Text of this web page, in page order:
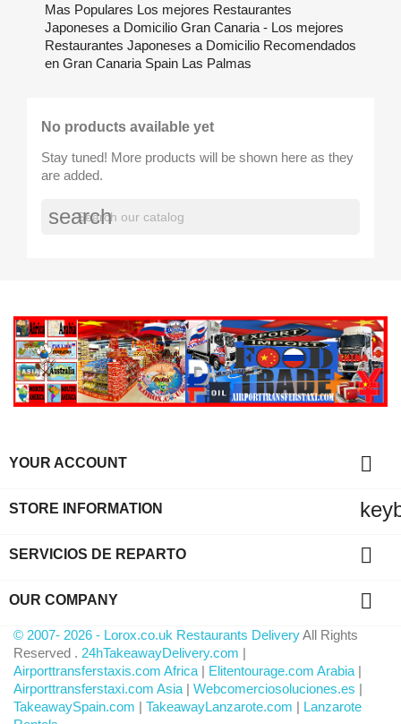
Mas Populares Los mejores Restaurantes
Japoneses a Domicilio Gran Canaria - Los mejores
Restaurantes Japoneses a Domicilio Recomendados
en Gran Canaria Spain Las Palmas
No products available yet
Stay tuned! More products will be shown here as they
are added.
search
YOUR ACCOUNT 
STORE INFORMATION
SERVICIOS DE REPARTO 
OUR COMPANY 
© 2007- 2026 - Lorox.co.uk Restaurants DeliveryAll Rights
Reserved . 24hTakeawayDelivery.com |
Airporttransferstaxis.com Africa | Elitentourage.com Arabia |
Airporttransferstaxi.com Asia | Webcomerciosoluciones.es |
TakeawaySpain.com | TakeawayLanzarote.com | Lanzarote